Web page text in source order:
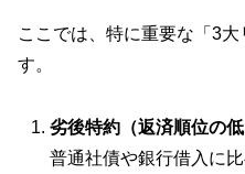
ここでは、特に重要な「3
す。
劣後特約（返済順位の低
普通社債や銀行借入に